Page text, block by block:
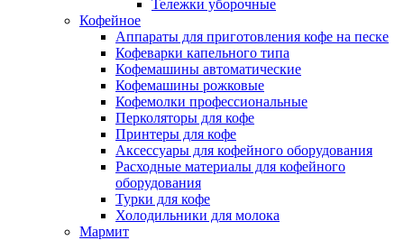
Тележки уборочные
Кофейное
Аппараты для приготовления кофе на песке
Кофеварки капельного типа
Кофемашины автоматические
Кофемашины рожковые
Кофемолки профессиональные
Перколяторы для кофе
Принтеры для кофе
Аксессуары для кофейного оборудования
Расходные материалы для кофейного
оборудования
Турки для кофе
Холодильники для молока
Мармит